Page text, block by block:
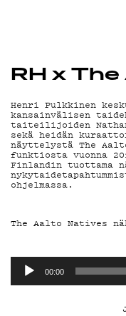
G
RH x
Henri Pulkkinen
kansainvälisen
taiteilijoiden
sekä heidän
näyttelystä The
funktiosta vuonna
Finlandin tuottama
ohjelmassa.
The Aalto Natives
Äänitoistin
00:00